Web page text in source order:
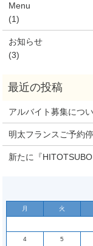
Menu
(1)
お知らせ
(3)
アルバイト募集につ
明太フランスご予約
新たに『
月 火
4 5